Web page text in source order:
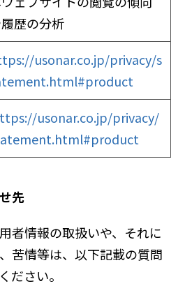
歴の分析
usonar.co.jp/privacy/s
usonar.co.jp/privacy/
先
者情報の取扱いや、それに
苦情等は、以下記載の質問
ださい。